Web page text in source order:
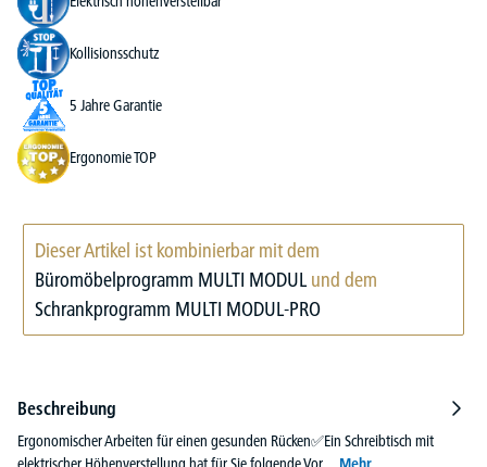
Kollisionsschutz
5 Jahre Garantie
Ergonomie TOP
Dieser Artikel ist kombinierbar mit dem
Büromöbelprogramm MULTI MODULund dem
Schrankprogramm MULTI MODUL-PRO
Beschreibung
Ergonomischer Arbeiten für einen gesunden Rücken✅Ein Schreibtisch mit